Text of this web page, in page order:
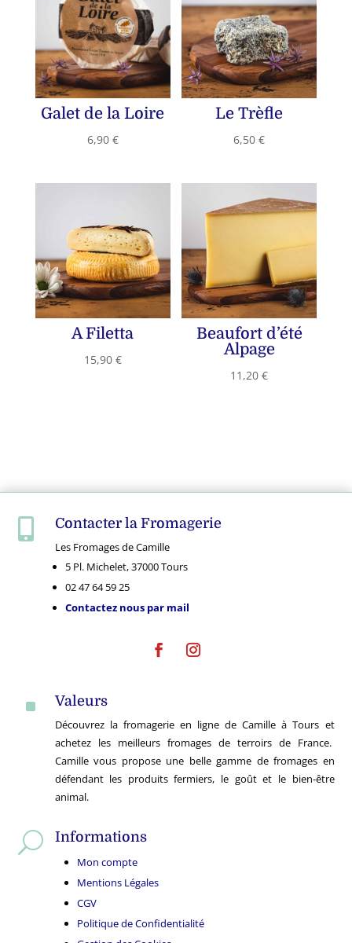
Galet de la Loire
6,90 €
Le Trèfle
6,50€
A Filetta
15,90 €
Beaufort d’été
Alpage
11,20€
 Contacter la Fromagerie
Les Fromages de Camille
5 Pl. Michelet, 37000 Tours
02 47 64 59 25
Contactez nous par mail
^ Valeurs
Découvrez la fromagerie en ligne de Camille à Tours et
achetez les meilleurs fromages de terroirs de France.
Camille vous propose une belle gamme de fromages en
défendant les produits fermiers, le goût et le bien-être
animal.
U Informations
Mon compte
Mentions Légales
CGV
Politique de Confidentialité